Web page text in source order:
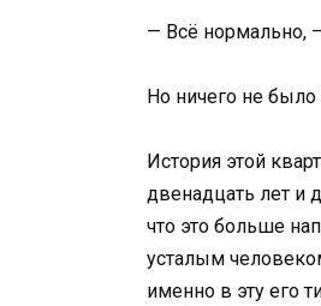
— Всё нормально,
Но ничего не
История этой
двенадцать лет и
что это больше
усталым
именно в эту его